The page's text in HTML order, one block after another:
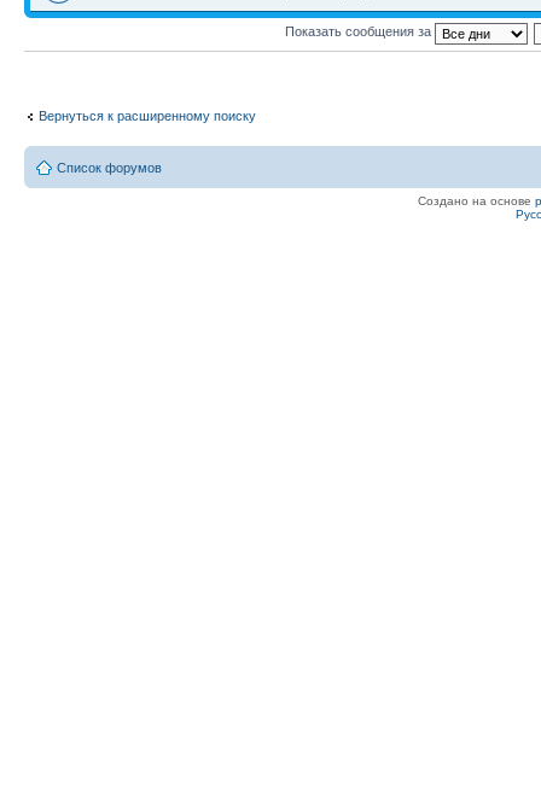
Показать сообщения за
Вернуться к расширенному поиску
Список форумов
Создано на основе